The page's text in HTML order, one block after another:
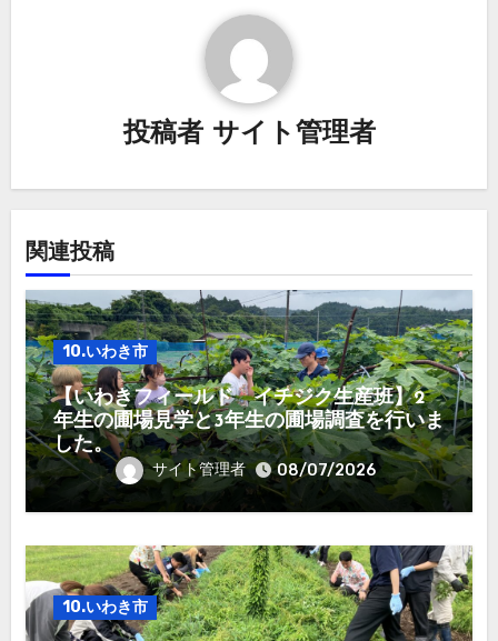
投稿者 サイト管理者
関連投稿
10.いわき市
【いわきフィールド イチジク生産班】2
年生の圃場見学と3年生の圃場調査を行いま
した。
サイト管理者 08/07/2026
10.いわき市